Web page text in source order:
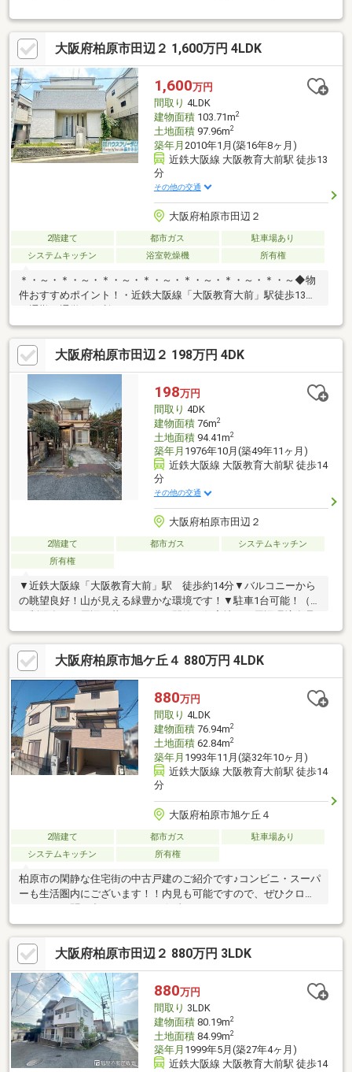
ンニングにも対応し、ご入居後の暮らしに合わせた住まいづくり
をサポートいたします。センチュリー21のネットワークと情報力
を活かし、ご購入後のアフターサービスまで安心して進めていた
だけるようサポートいたします。◆住まいづくりに関することな
ら何でもお気軽にご相談ください◆
大阪府柏原市田辺２ 1,600万円 4LDK
1,600万円
間取り 4LDK
建物面積103.71m2
土地面積97.96m2
築年月 2010年1月(築16年8ヶ月)
近鉄大阪線 大阪教育大前駅 徒歩13
分
その他の交通
大阪府柏原市田辺２
2階建て 都市ガス
駐車場あり
システムキッチン
浴室乾燥機 所有権
＊・～・＊・～・＊・～・＊・～・＊・～・＊・～・＊・～◆物
件おすすめポイント！・近鉄大阪線「大阪教育大前」駅徒歩13分
で通勤、通学に便利です！・ウォークインクローゼットがござい
ますので、沢山のお洋服を収納できます！・全室2面採光なので、
お陽さまの光とさわやかな風をたっぷりとりこめます！・リビン
グ階段なので、ご家族のコミュニケーションも取りやすいです！
是非一度お問い合わせください！ハウスフリーダムは【東証スタ
ンダード上場企業】です。不動産購入や住宅ローンについては、
ハウスフリーダムにお任せ下さい。（ご来店の際は、店舗前に大
型駐車場を完備しております！）
大阪府柏原市田辺２ 198万円 4DK
198万円
間取り 4DK
建物面積76m2
土地面積94.41m2
築年月 1976年10月(築49年11ヶ月)
近鉄大阪線 大阪教育大前駅 徒歩14
分
その他の交通
大阪府柏原市田辺２
2階建て 都市ガス
システムキッチン
所有権
▼近鉄大阪線「大阪教育大前」駅 徒歩約14分▼バルコニーから
の眺望良好！山が見える緑豊かな環境です！▼駐車1台可能！（車
館アプロ国分店 徒歩約17分ライフ国分寺店 徒歩約26分セブン
イレブン柏原市田辺店 徒歩約8分ファミリーマート柏原田辺1丁
目店 徒歩約13分
大阪府柏原市旭ケ丘４ 880万円 4LDK
880万円
間取り 4LDK
建物面積76.94m2
土地面積62.84m2
築年月 1993年11月(築32年10ヶ月)
近鉄大阪線 大阪教育大前駅 徒歩14
分
大阪府柏原市旭ケ丘４
2階建て 都市ガス
駐車場あり
システムキッチン
所有権
柏原市の閑静な住宅街の中古戸建のご紹介です♪コンビニ・スーパ
ーも生活圏内にございます！！内見も可能ですので、ぜひクロワ
ールまでお問い合わせください☆彡
大阪府柏原市田辺２ 880万円 3LDK
880万円
間取り 3LDK
建物面積80.19m2
土地面積84.99m2
築年月 1999年5月(築27年4ヶ月)
近鉄大阪線 大阪教育大前駅 徒歩14